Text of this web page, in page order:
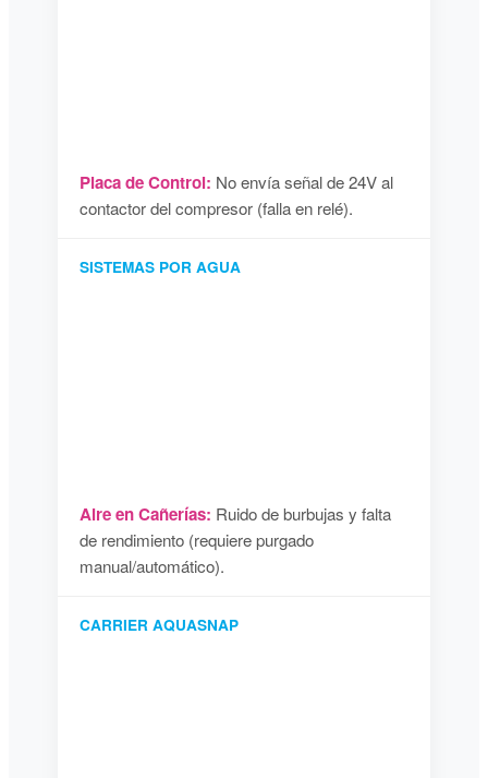
Placa de Control: No envía señal de 24V al
contactor del compresor (falla en relé).
SISTEMAS POR AGUA
Aire en Cañerías: Ruido de burbujas y falta
de rendimiento (requiere purgado
manual/automático).
CARRIER AQUASNAP